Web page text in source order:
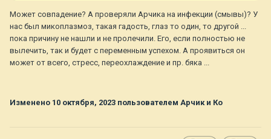
знакомились. Потом опять их разьединила. Котик на кухне,
Арчи туда не пускаю. И вот на третий день Арчи начал
чесать глаз, но в этот раз левый. Капала Окомистином день,
на следующий день утром появились выделения в этом
глазу. Получается, что аллергия на котов у Арчи (( Связалась
Может совпадение? А проверяли Арчика на инфекции (смывы)? У
нас был микоплазмоз, такая гадость, глаз то один, то другой ...
пока причину не нашли и не пролечили. Его, если полностью не
вылечить, так и будет с переменным успехом. А проявиться он
может от всего, стресс, переохлаждение и пр. бяка ...
Изменено 10 октября, 2023 пользователем Арчик и Ко